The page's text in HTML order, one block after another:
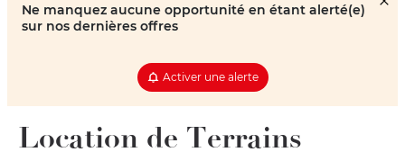
Ne manquez aucune opportunité en étant alerté(e)
sur nos dernières offres
Activer une alerte
Location de Terrains